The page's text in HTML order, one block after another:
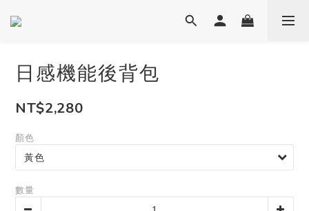
日感機能後背包
NT$2,280
顏色
數量